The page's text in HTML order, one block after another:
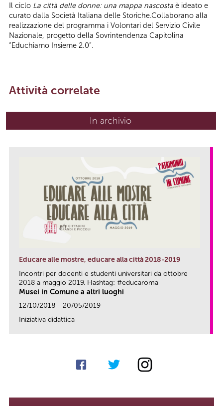
Il ciclo La città delle donne: una mappa nascosta è ideato e
curato dalla Società Italiana delle Storiche.Collaborano alla
realizzazione del programma i Volontari del Servizio Civile
Nazionale, progetto della Sovrintendenza Capitolina
“Educhiamo Insieme 2.0”.
Attività correlate
In archivio
Educare alle mostre, educare alla città 2018-2019
Incontri per docenti e studenti universitari da ottobre
2018 a maggio 2019. Hashtag: #educaroma
Musei in Comune a altri luoghi
12/10/2018 - 20/05/2019
Iniziativa didattica